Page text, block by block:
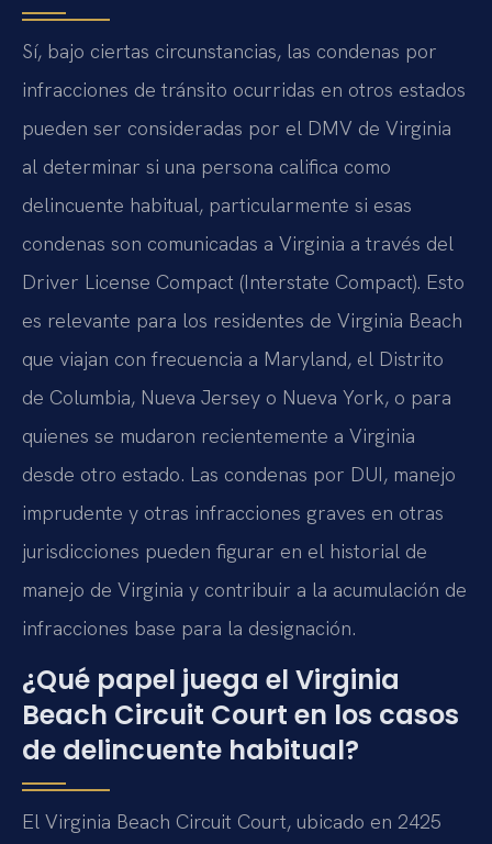
Sí, bajo ciertas circunstancias, las condenas por
infracciones de tránsito ocurridas en otros estados
pueden ser consideradas por el DMV de Virginia
al determinar si una persona califica como
delincuente habitual, particularmente si esas
condenas son comunicadas a Virginia a través del
Driver License Compact (Interstate Compact). Esto
es relevante para los residentes de Virginia Beach
que viajan con frecuencia a Maryland, el Distrito
de Columbia, Nueva Jersey o Nueva York, o para
quienes se mudaron recientemente a Virginia
desde otro estado. Las condenas por DUI, manejo
imprudente y otras infracciones graves en otras
jurisdicciones pueden figurar en el historial de
manejo de Virginia y contribuir a la acumulación de
infracciones base para la designación.
¿Qué papel juega el Virginia
Beach Circuit Court en los casos
de delincuente habitual?
El Virginia Beach Circuit Court, ubicado en 2425